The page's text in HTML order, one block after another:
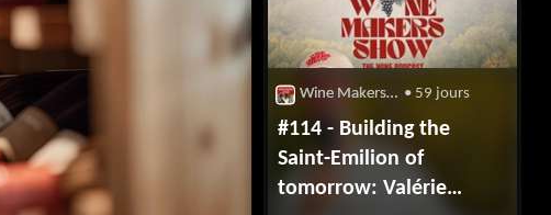
Wine Makers Show • 59 jours
#114 - Building the
Saint-Emilion of
tomorrow: Valérie